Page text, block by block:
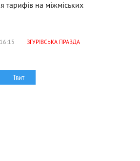
тарифів на міжміських
ЗГУРІВСЬКА ПРАВДА
Твит